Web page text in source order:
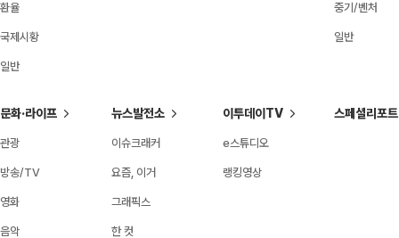
환율
국제시황
일반
중기/벤처
일반
문화·라이프
관광
방송/TV
영화
음악
뉴스발전소
이슈크래커
요즘, 이거
그래픽스
한 컷
이투데이TV
e스튜디오
랭킹영상
스페셜리포트